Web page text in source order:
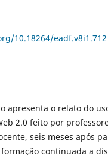
10.18264/eadf.v8i1.712
apresenta o relato do
2.0 feito por
seis meses após
continuada a